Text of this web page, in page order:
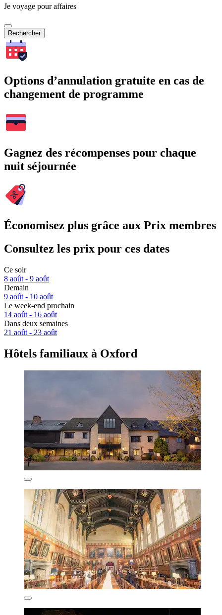
Je voyage pour affaires
Rechercher
Options d’annulation gratuite en cas de
changement de programme
Gagnez des récompenses pour chaque
nuit séjournée
Économisez plus grâce aux Prix membres
Consultez les prix pour ces dates
Ce soir
8 août - 9 août
Demain
9 août - 10 août
Le week-end prochain
14 août - 16 août
Dans deux semaines
21 août - 23 août
Hôtels familiaux à Oxford